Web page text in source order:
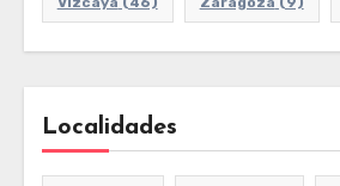
Localidades